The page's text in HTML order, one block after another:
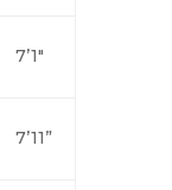
7’1″
7’11”